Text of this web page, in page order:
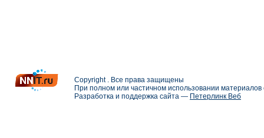
Copyright . Все права защищены
При полном или частичном использовании
Разработка и поддержка сайта — Петерлинк Веб